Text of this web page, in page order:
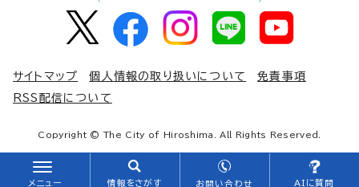
メニュー 情報をさがす お問い合わせ AIに質問
サイトマップ 個人情報の取り扱いについて
免責事項
RSS配信について
Copyright © The City of Hiroshima. All Rights Reserved.